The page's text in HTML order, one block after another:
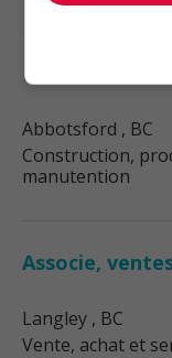
Project
Abbotsford , BC
Construction,
manutention
Associe,
Langley , BC
Vente, achat et